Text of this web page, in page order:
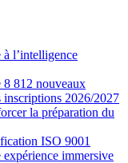
l’intelligence
8 812 nouveaux
inscriptions 2026/2027
la préparation du
ISO 9001
immersive